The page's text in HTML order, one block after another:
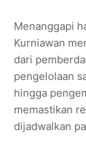
Menanggapi
Kurniawan
dari
pengelolaan
hingga
memastikan
dijadwalkan